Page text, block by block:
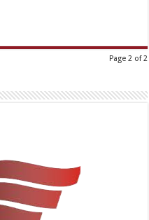
Page 2 of 2